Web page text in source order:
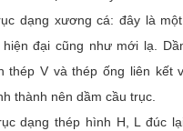
dạng xương cá: đây là
hiện đại cũng như mới lạ.
thép V và thép ống liên kết
thành nên dầm cầu trục.
dạng thép hình H, L đúc